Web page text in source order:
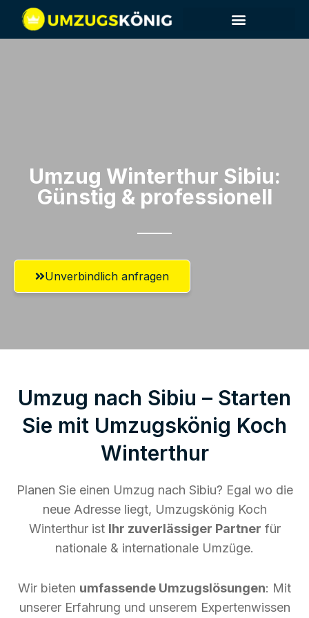
Umzug Winterthur​ Sibiu:
Günstig & professionell​
Unverbindlich anfragen
Umzug nach Sibiu – Starten
Sie mit Umzugskönig Koch
Winterthur
Planen Sie einen Umzug nach Sibiu? Egal wo die
neue Adresse liegt, Umzugskönig Koch
Winterthur ist Ihr zuverlässiger Partner für
nationale & internationale Umzüge.
Wir bieten umfassende Umzugslösungen: Mit
unserer Erfahrung und unserem Expertenwissen